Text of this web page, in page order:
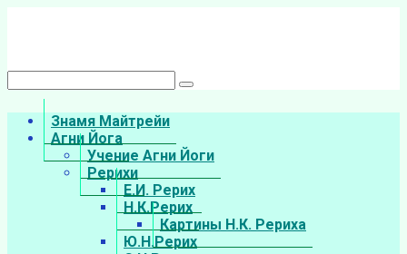
Знамя Майтрейи
Агни Йога
Учение Агни Йоги
Рерихи
Е.И. Рерих
Н.К.Рерих
Картины Н.К. Рериха
Ю.Н.Рерих